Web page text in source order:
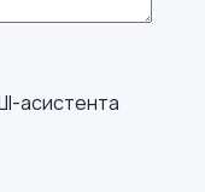
асистента